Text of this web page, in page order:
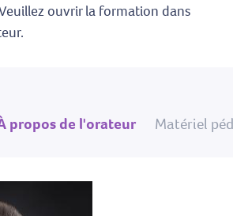
ouvrir la formation dans
propos de l'orateur Matériel